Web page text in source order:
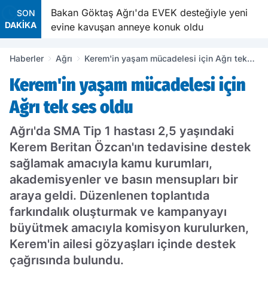
SON
DAKİKA
Bakan Göktaş Ağrı'da EVEK desteğiyle yeni
evine kavuşan anneye konuk oldu
Haberler Ağrı
Kerem'in yaşam mücadelesi için Ağrı tek
Kerem'in yaşam mücadelesi için
Ağrı tek ses oldu
Ağrı'da SMA Tip 1 hastası 2,5 yaşındaki
Kerem Beritan Özcan'ın tedavisine destek
sağlamak amacıyla kamu kurumları,
akademisyenler ve basın mensupları bir
araya geldi. Düzenlenen toplantıda
farkındalık oluşturmak ve kampanyayı
büyütmek amacıyla komisyon kurulurken,
Kerem'in ailesi gözyaşları içinde destek
çağrısında bulundu.